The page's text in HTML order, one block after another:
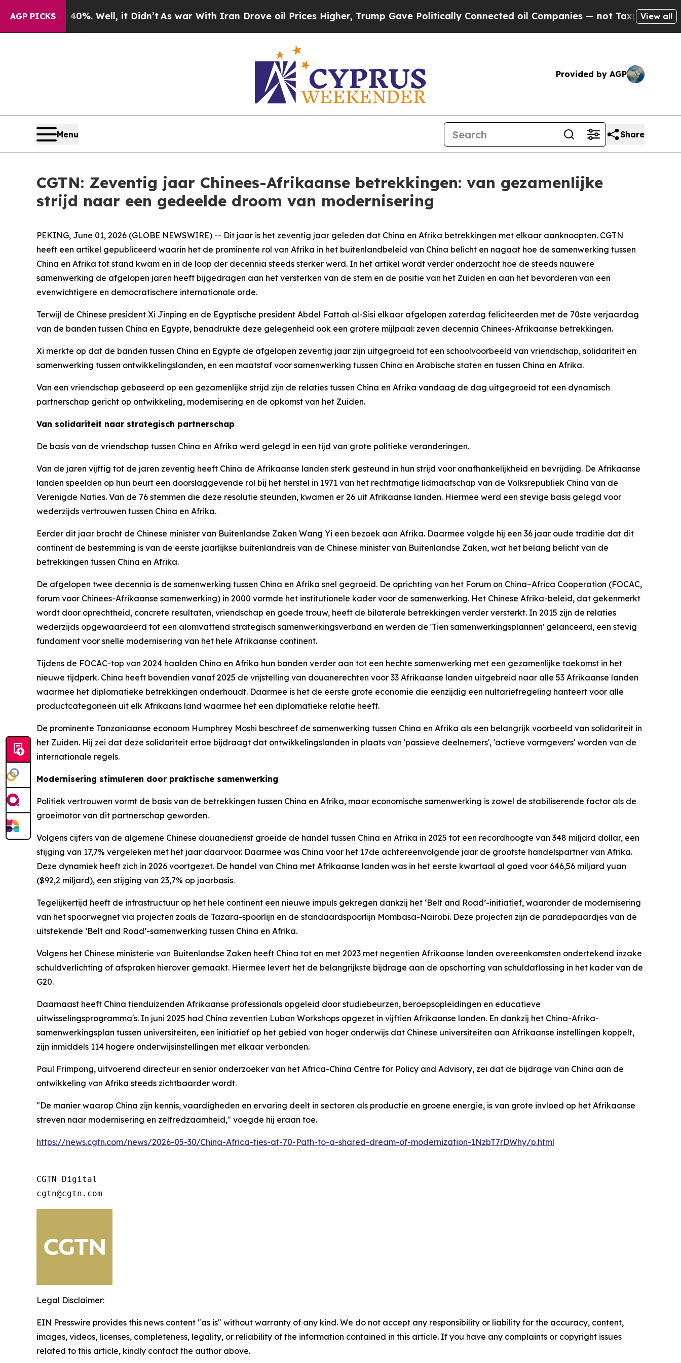
AGP PICKS
40%. Well, it Didn’tAs war With Iran Drove oil Prices Higher, Trump Gave Politically Connected oil Companies — not Taxpayers — theView all
Provided by AGP
Menu Share
CGTN: Zeventig jaar Chinees-Afrikaanse betrekkingen: van gezamenlijke
strijd naar een gedeelde droom van modernisering
PEKING, June 01, 2026 (GLOBE NEWSWIRE) -- Dit jaar is het zeventig jaar geleden dat China en Afrika betrekkingen met elkaar aanknoopten. CGTN
heeft een artikel gepubliceerd waarin het de prominente rol van Afrika in het buitenlandbeleid van China belicht en nagaat hoe de samenwerking tussen
China en Afrika tot stand kwam en in de loop der decennia steeds sterker werd. In het artikel wordt verder onderzocht hoe de steeds nauwere
samenwerking de afgelopen jaren heeft bijgedragen aan het versterken van de stem en de positie van het Zuiden en aan het bevorderen van een
evenwichtigere en democratischere internationale orde.
Terwijl de Chinese president Xi Jinping en de Egyptische president Abdel Fattah al-Sisi elkaar afgelopen zaterdag feliciteerden met de 70ste verjaardag
van de banden tussen China en Egypte, benadrukte deze gelegenheid ook een grotere mijlpaal: zeven decennia Chinees-Afrikaanse betrekkingen.
Xi merkte op dat de banden tussen China en Egypte de afgelopen zeventig jaar zijn uitgegroeid tot een schoolvoorbeeld van vriendschap, solidariteit en
samenwerking tussen ontwikkelingslanden, en een maatstaf voor samenwerking tussen China en Arabische staten en tussen China en Afrika.
Van een vriendschap gebaseerd op een gezamenlijke strijd zijn de relaties tussen China en Afrika vandaag de dag uitgegroeid tot een dynamisch
partnerschap gericht op ontwikkeling, modernisering en de opkomst van het Zuiden.
Van solidariteit naar strategisch partnerschap
De basis van de vriendschap tussen China en Afrika werd gelegd in een tijd van grote politieke veranderingen.
Van de jaren vijftig tot de jaren zeventig heeft China de Afrikaanse landen sterk gesteund in hun strijd voor onafhankelijkheid en bevrijding. De Afrikaanse
landen speelden op hun beurt een doorslaggevende rol bij het herstel in 1971 van het rechtmatige lidmaatschap van de Volksrepubliek China van de
Verenigde Naties. Van de 76 stemmen die deze resolutie steunden, kwamen er 26 uit Afrikaanse landen. Hiermee werd een stevige basis gelegd voor
wederzijds vertrouwen tussen China en Afrika.
Eerder dit jaar bracht de Chinese minister van Buitenlandse Zaken Wang Yi een bezoek aan Afrika. Daarmee volgde hij een 36 jaar oude traditie dat dit
continent de bestemming is van de eerste jaarlijkse buitenlandreis van de Chinese minister van Buitenlandse Zaken, wat het belang belicht van de
betrekkingen tussen China en Afrika.
De afgelopen twee decennia is de samenwerking tussen China en Afrika snel gegroeid. De oprichting van het Forum on China–Africa Cooperation (FOCAC,
forum voor Chinees-Afrikaanse samenwerking) in 2000 vormde het institutionele kader voor de samenwerking. Het Chinese Afrika-beleid, dat gekenmerkt
wordt door oprechtheid, concrete resultaten, vriendschap en goede trouw, heeft de bilaterale betrekkingen verder versterkt. In 2015 zijn de relaties
wederzijds opgewaardeerd tot een alomvattend strategisch samenwerkingsverband en werden de 'Tien samenwerkingsplannen' gelanceerd, een stevig
fundament voor snelle modernisering van het hele Afrikaanse continent.
Tijdens de FOCAC-top van 2024 haalden China en Afrika hun banden verder aan tot een hechte samenwerking met een gezamenlijke toekomst in het
nieuwe tijdperk. China heeft bovendien vanaf 2025 de vrĳstelling van douanerechten voor 33 Afrikaanse landen uitgebreid naar alle 53 Afrikaanse landen
waarmee het diplomatieke betrekkingen onderhoudt. Daarmee is het de eerste grote economie die eenzijdig een nultariefregeling hanteert voor alle
productcategorieën uit elk Afrikaans land waarmee het een diplomatieke relatie heeft.
De prominente Tanzaniaanse econoom Humphrey Moshi beschreef de samenwerking tussen China en Afrika als een belangrijk voorbeeld van solidariteit in
het Zuiden. Hij zei dat deze solidariteit ertoe bijdraagt dat ontwikkelingslanden in plaats van 'passieve deelnemers', 'actieve vormgevers' worden van de
internationale regels.
Modernisering stimuleren door praktische samenwerking
Politiek vertrouwen vormt de basis van de betrekkingen tussen China en Afrika, maar economische samenwerking is zowel de stabiliserende factor als de
groeimotor van dit partnerschap geworden.
Volgens cijfers van de algemene Chinese douanedienst groeide de handel tussen China en Afrika in 2025 tot een recordhoogte van 348 miljard dollar, een
stijging van 17,7% vergeleken met het jaar daarvoor. Daarmee was China voor het 17de achtereenvolgende jaar de grootste handelspartner van Afrika.
Deze dynamiek heeft zich in 2026 voortgezet. De handel van China met Afrikaanse landen was in het eerste kwartaal al goed voor 646,56 miljard yuan
($92,2 miljard), een stijging van 23,7% op jaarbasis.
Tegelijkertijd heeft de infrastructuur op het hele continent een nieuwe impuls gekregen dankzij het ‘Belt and Road’-initiatief, waaronder de modernisering
van het spoorwegnet via projecten zoals de Tazara-spoorlijn en de standaardspoorlijn Mombasa-Nairobi. Deze projecten zijn de paradepaardjes van de
uitstekende ‘Belt and Road’-samenwerking tussen China en Afrika.
Volgens het Chinese ministerie van Buitenlandse Zaken heeft China tot en met 2023 met negentien Afrikaanse landen overeenkomsten ondertekend inzake
schuldverlichting of afspraken hierover gemaakt. Hiermee levert het de belangrijkste bijdrage aan de opschorting van schuldaflossing in het kader van de
G20.
Daarnaast heeft China tienduizenden Afrikaanse professionals opgeleid door studiebeurzen, beroepsopleidingen en educatieve
uitwisselingsprogramma's. In juni 2025 had China zeventien Luban Workshops opgezet in vijftien Afrikaanse landen. En dankzij het China-Afrika-
samenwerkingsplan tussen universiteiten, een initiatief op het gebied van hoger onderwijs dat Chinese universiteiten aan Afrikaanse instellingen koppelt,
zijn inmiddels 114 hogere onderwijsinstellingen met elkaar verbonden.
Paul Frimpong, uitvoerend directeur en senior onderzoeker van het Africa-China Centre for Policy and Advisory, zei dat de bijdrage van China aan de
ontwikkeling van Afrika steeds zichtbaarder wordt.
"De manier waarop China zijn kennis, vaardigheden en ervaring deelt in sectoren als productie en groene energie, is van grote invloed op het Afrikaanse
streven naar modernisering en zelfredzaamheid," voegde hij eraan toe.
https://news.cgtn.com/news/2026-05-30/China-Africa-ties-at-70-Path-to-a-shared-dream-of-modernization-1NzbT7rDWhy/p.html
CGTN Digital
cgtn@cgtn.com
Legal Disclaimer:
EIN Presswire provides this news content "as is" without warranty of any kind. We do not accept any responsibility or liability for the accuracy, content,
images, videos, licenses, completeness, legality, or reliability of the information contained in this article. If you have any complaints or copyright issues
related to this article, kindly contact the author above.